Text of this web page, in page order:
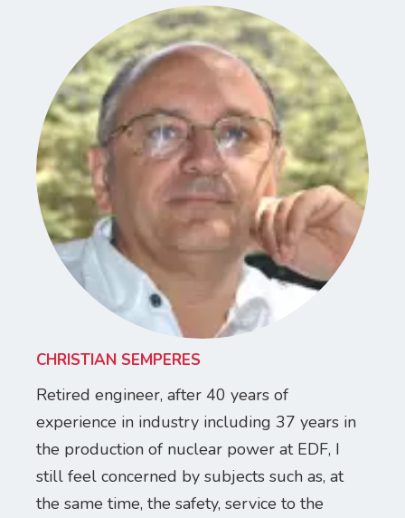
CHRISTIAN SEMPERES
Retired engineer, after 40 years of
experience in industry including 37 years in
the production of nuclear power at EDF, I
still feel concerned by subjects such as, at
the same time, the safety, service to the